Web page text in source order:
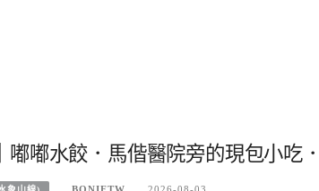
嘟嘟水餃．馬偕醫院旁的現包小吃